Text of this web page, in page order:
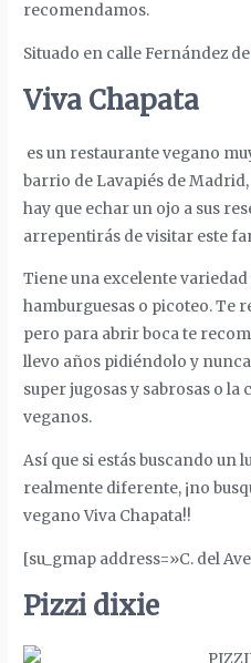
recomendamos.
Situado en calle Fernández
Viva Chapata
es un restaurante vegano
barrio de Lavapiés de
hay que echar un ojo a sus
arrepentirás de visitar este
Tiene una excelente variedad
hamburguesas o picoteo. Te
pero para abrir boca te
llevo años pidiéndolo y
super jugosas y sabrosas o la
veganos.
Así que si estás buscando un
realmente diferente, ¡no
vegano Viva Chapata!!
[su_gmap address=»C. del
Pizzi dixie